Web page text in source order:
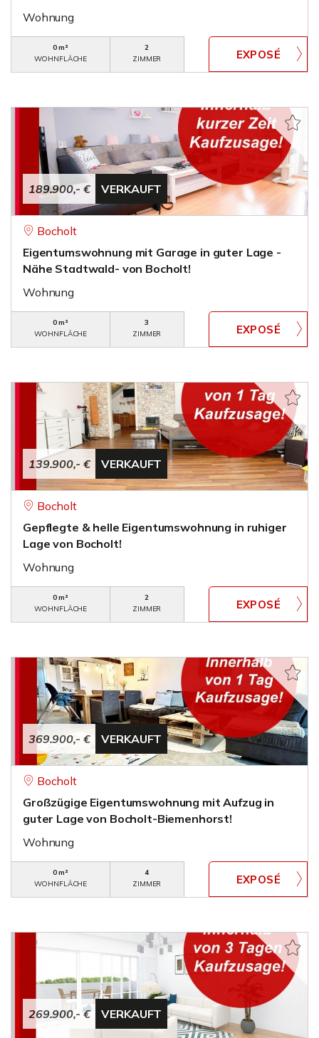
Wohnung
0 m²
WOHNFLÄCHE
2
ZIMMER
189.900,- € VERKAUFT
Bocholt
Eigentumswohnung mit Garage in guter Lage -
Nähe Stadtwald- von Bocholt!
Wohnung
0 m²
WOHNFLÄCHE
3
ZIMMER
139.900,- € VERKAUFT
Bocholt
Gepflegte & helle Eigentumswohnung in ruhiger
Lage von Bocholt!
Wohnung
0 m²
WOHNFLÄCHE
2
ZIMMER
369.900,- € VERKAUFT
Bocholt
Großzügige Eigentumswohnung mit Aufzug in
guter Lage von Bocholt-Biemenhorst!
Wohnung
0 m²
WOHNFLÄCHE
4
ZIMMER
269.900,- € VERKAUFT